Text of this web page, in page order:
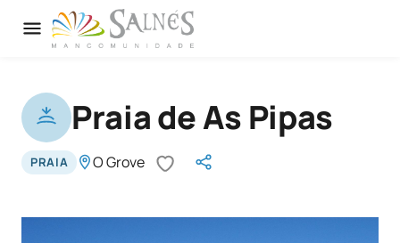
Praia de As Pipas
PRAIA O Grove